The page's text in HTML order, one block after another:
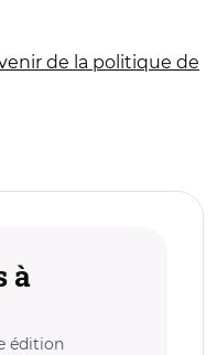
de la politique de
à
édition